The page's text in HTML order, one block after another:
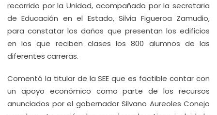
recorrido por la Unidad, acompañado por la secretaria
de Educación en el Estado, Silvia Figueroa Zamudio,
para constatar los daños que presentan los edificios
en los que reciben clases los 800 alumnos de las
diferentes carreras.
Comentó la titular de la SEE que es factible contar con
un apoyo económico como parte de los recursos
anunciados por el gobernador Silvano Aureoles Conejo